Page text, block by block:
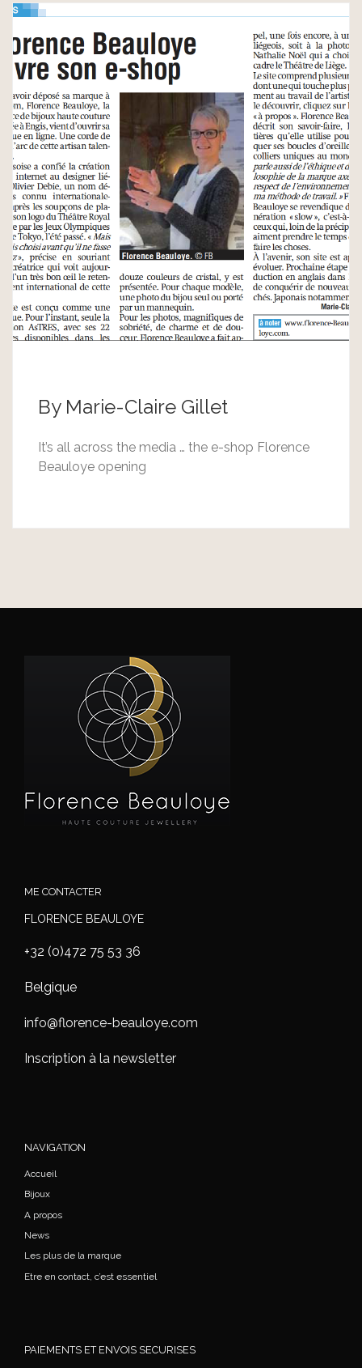
By Marie-Claire Gillet
It’s all across the media … the e-shop Florence
Beauloye opening
ME CONTACTER
FLORENCE BEAULOYE
+32 (0)472 75 53 36
Belgique
info@florence-beauloye.com
Inscription à la newsletter
NAVIGATION
Accueil
Bijoux
A propos
News
Les plus de la marque
Etre en contact, c’est essentiel
PAIEMENTS ET ENVOIS SECURISES